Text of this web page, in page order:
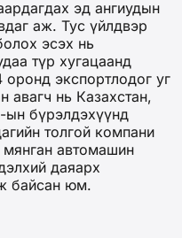
эд ангиудын
аж. Тус үйлдвэр
эсэх нь
түр хугацаанд
экспортлодог уг
авагч нь Казахстан,
ын бүрэлдэхүүнд
толгой компани
автомашин
даяарх
байсан юм.